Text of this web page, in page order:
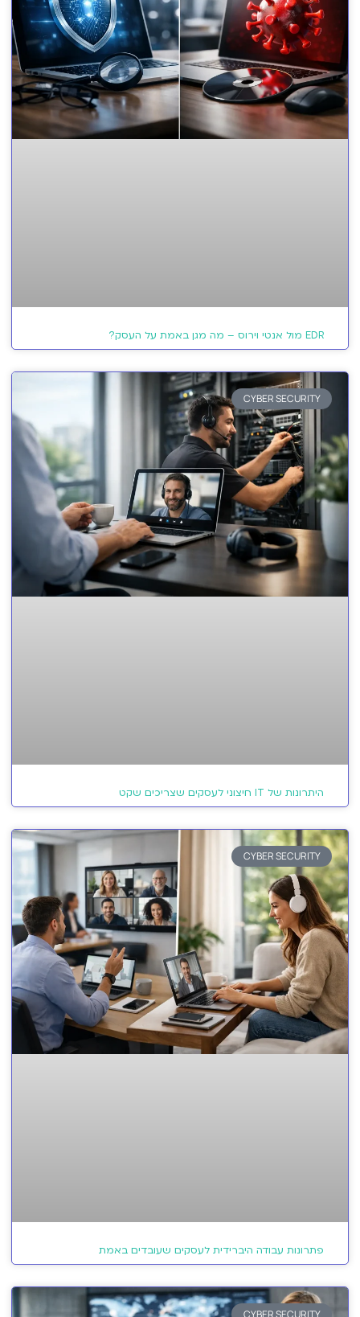
EDR מול אנטי וירוס – מה מגן באמת על העסק?
CYBER SECURITY
היתרונות של IT חיצוני לעסקים שצריכים שקט
CYBER SECURITY
פתרונות עבודה היברידית לעסקים שעובדים באמת
CYBER SECURITY